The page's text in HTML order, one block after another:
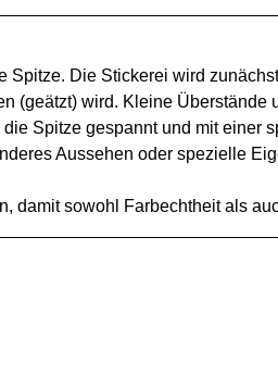
Die Stickerei wird
(geätzt) wird. Kleine Überstände
Spitze gespannt und mit einer
Aussehen oder spezielle
damit sowohl Farbechtheit als